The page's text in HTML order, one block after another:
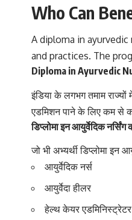
Who Can
A diploma in
and practices. The
Diploma in Ayurvedic
इंडिया के लगभग तमाम
एडमिशन पाने के लिए कम से
डिप्लोमा इन आयुर्वेदिक नर्सिंग
जो भी अभ्यर्थी डिप्लोमा इन
आयुर्वेदिक नर्स
आयुर्वेदा हीलर
हेल्थ केयर एडमिनिस्ट्रेटर